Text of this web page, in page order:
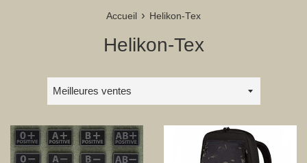
Accueil › Helikon-Tex
Helikon-Tex
Trier